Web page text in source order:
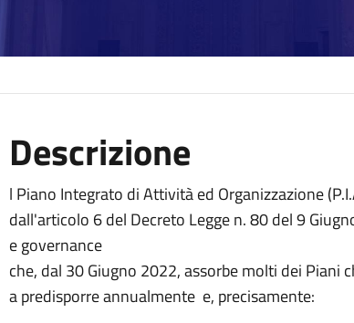
Descrizione
l Piano Integrato di Attività ed Organizzazione
dall'articolo 6 del Decreto Legge n. 80 del 9
e governance
che, dal 30 Giugno 2022, assorbe molti dei
a predisporre annualmente e, precisamente: